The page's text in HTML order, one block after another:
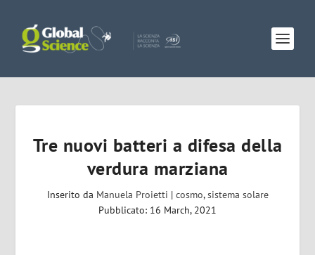
Tre nuovi batteri a difesa della
verdura marziana
Inserito da Manuela Proietti | cosmo,sistema solare
Pubblicato: 16 March, 2021